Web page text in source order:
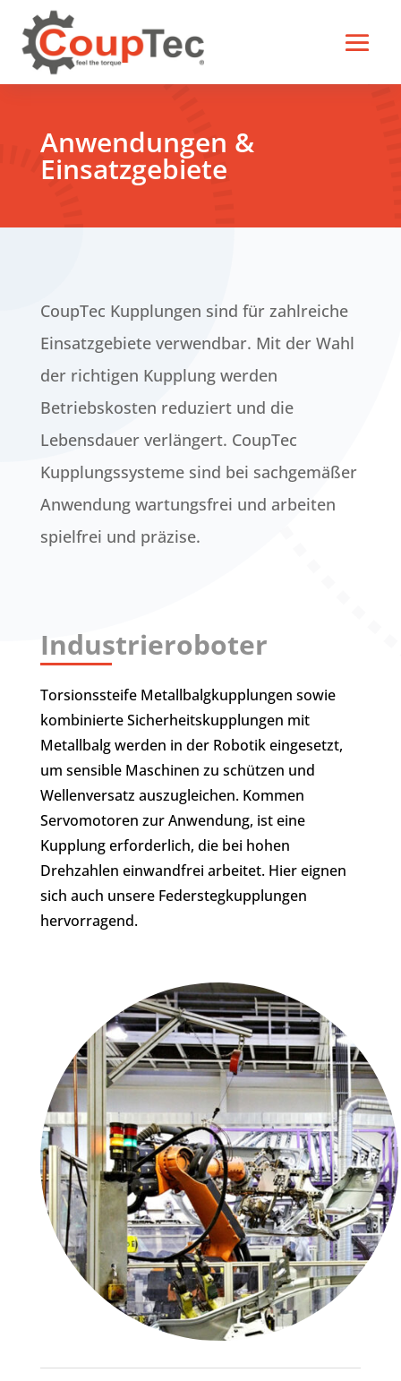
Anwendungen &
Einsatzgebiete
CoupTec Kupplungen sind für zahlreiche
Einsatzgebiete verwendbar. Mit der Wahl
der richtigen Kupplung werden
Betriebskosten reduziert und die
Lebensdauer verlängert. CoupTec
Kupplungssysteme sind bei sachgemäßer
Anwendung wartungsfrei und arbeiten
spielfrei und präzise.
Industrieroboter
Torsionssteife Metallbalgkupplungen sowie
kombinierte Sicherheitskupplungen mit
Metallbalg werden in der Robotik eingesetzt,
um sensible Maschinen zu schützen und
Wellenversatz auszugleichen. Kommen
Servomotoren zur Anwendung, ist eine
Kupplung erforderlich, die bei hohen
Drehzahlen einwandfrei arbeitet. Hier eignen
sich auch unsere Federstegkupplungen
hervorragend.